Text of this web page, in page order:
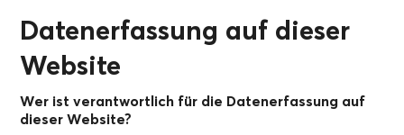
Datenerfassung auf dieser
Website
Wer ist verantwortlich für die Datenerfassung auf
dieser Website?